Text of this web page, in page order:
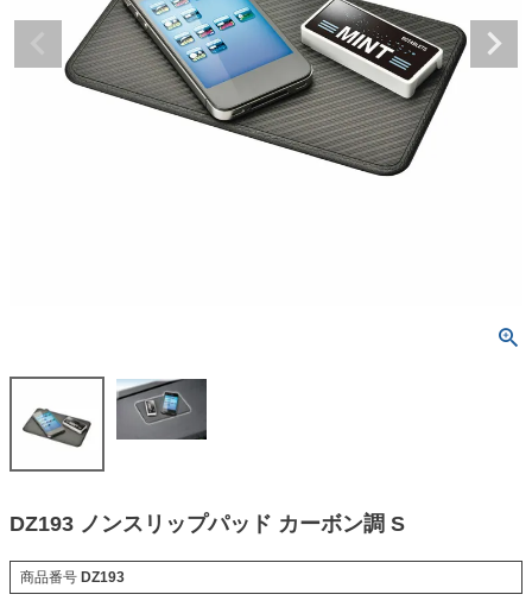
DZ193 ノンスリップパッド カーボン調 S
商品番号 DZ193